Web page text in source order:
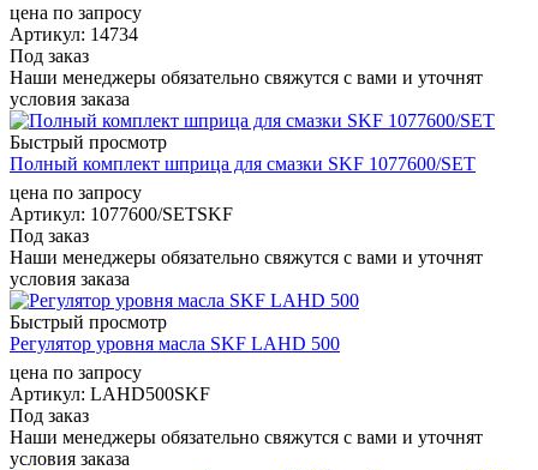
цена по запросу
Артикул: 14734
Под заказ
Наши менеджеры обязательно свяжутся с вами и уточнят
условия заказа
Быстрый просмотр
Полный комплект шприца для смазки SKF 1077600/SET
цена по запросу
Артикул: 1077600/SETSKF
Под заказ
Наши менеджеры обязательно свяжутся с вами и уточнят
условия заказа
Быстрый просмотр
Регулятор уровня масла SKF LAHD 500
цена по запросу
Артикул: LAHD500SKF
Под заказ
Наши менеджеры обязательно свяжутся с вами и уточнят
условия заказа